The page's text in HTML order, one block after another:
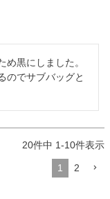
黒にしました。
のでサブバッグと
20件中 1-10件表示
1 2